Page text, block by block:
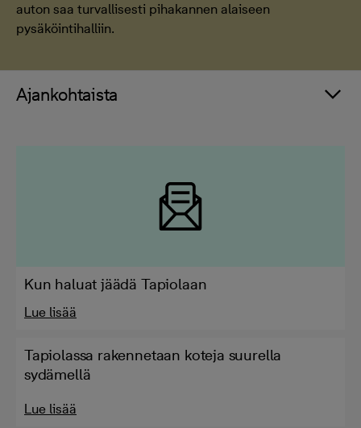
auton saa turvallisesti pihakannen alaiseen
pysäköintihalliin.
Ajankohtaista
Kun haluat jäädä Tapiolaan
Lue lisää
Tapiolassa rakennetaan koteja suurella
sydämellä
Lue lisää